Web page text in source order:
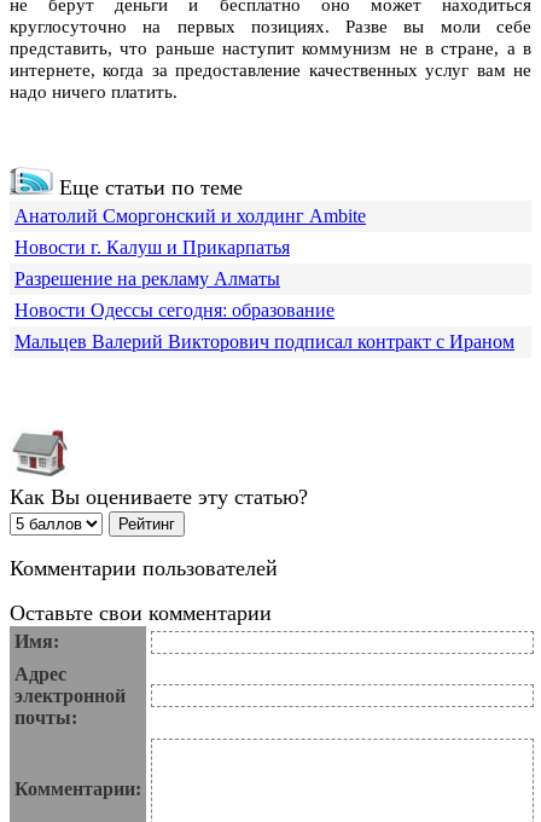
не берут деньги и бесплатно оно может находиться
круглосуточно на первых позициях. Разве вы моли себе
представить, что раньше наступит коммунизм не в стране, а в
интернете, когда за предоставление качественных услуг вам не
надо ничего платить.
Еще статьи по теме
Анатолий Сморгонский и холдинг Ambite
Новости г. Калуш и Прикарпатья
Разрешение на рекламу Алматы
Новости Одессы сегодня: образование
Мальцев Валерий Викторович подписал контракт с Ираном
Как Вы оцениваете эту статью?
Комментарии пользователей
Оставьте свои комментарии
Имя:
Адрес
электронной
почты:
Комментарии: